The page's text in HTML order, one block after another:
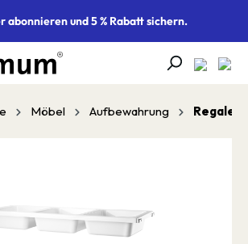
abonnieren und 5 % Rabatt sichern.
Möbel Aufbewahrung Regale